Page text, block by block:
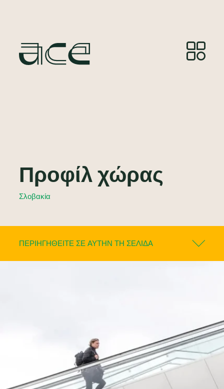
Προφίλ χώρας
Σλοβακία
ΠΕΡΙΗΓΗΘΕΊΤΕ ΣΕ ΑΥΤΉΝ ΤΗ ΣΕΛΊΔΑ